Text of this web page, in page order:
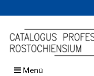
Browsen
direkt zum Inhalt
Menü